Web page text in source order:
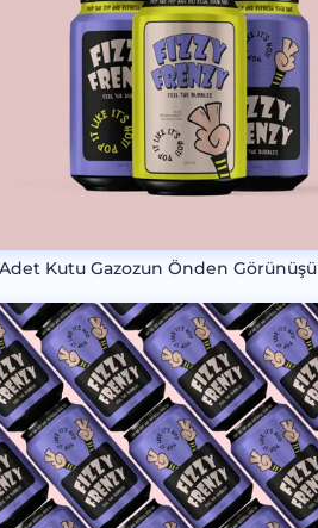
Kutu Gazozun Önden Görünüşü